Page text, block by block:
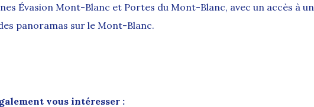
Évasion Mont-Blanc et Portes du Mont-Blanc, avec un accès à un
panoramas sur le Mont-Blanc.
vous intéresser :